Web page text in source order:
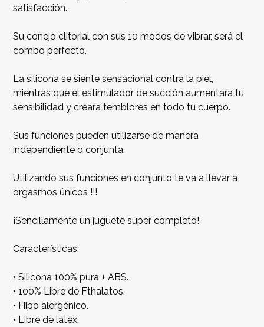
satisfacción.
Su conejo clitorial con sus 10 modos de vibrar, será el
combo perfecto.
La silicona se siente sensacional contra la piel,
mientras que el estimulador de succión aumentara tu
sensibilidad y creara temblores en todo tu cuerpo.
Sus funciones pueden utilizarse de manera
independiente o conjunta.
Utilizando sus funciones en conjunto te va a llevar a
orgasmos únicos !!!
¡Sencillamente un juguete súper completo!
Características:
• Silicona 100% pura + ABS.
• 100% Libre de Fthalatos.
• Hipo alergénico.
• Libre de látex.